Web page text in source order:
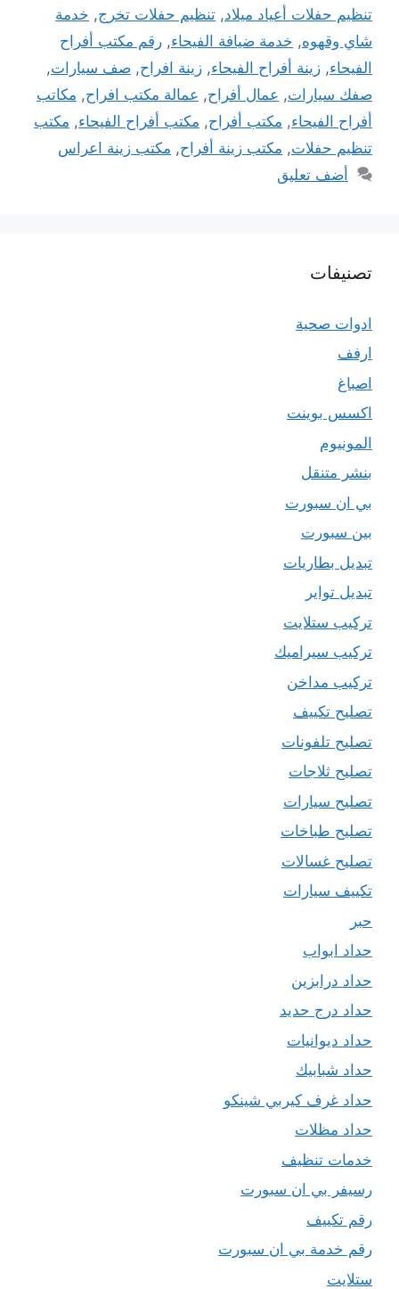
تنظيم حفلات أعياد ميلاد, تنظيم حفلات تخرج, خدمة
شاي وقهوه, خدمة ضيافة الفيحاء, رقم مكتب أفراح
الفيحاء, زينة أفراح الفيحاء, زينة افراح, صف سيارات,
صفك سيارات, عمال أفراح, عمالة مكتب افراح, مكاتب
أفراح الفيحاء, مكتب أفراح, مكتب أفراح الفيحاء, مكتب
تنظيم حفلات, مكتب زينة أفراح, مكتب زينة اعراس
أضف تعليق
تصنيفات
ادوات صحية
ارفف
اصباغ
اكسس بوينت
المونيوم
بنشر متنقل
بي ان سبورت
بين سبورت
تبديل بطاريات
تبديل تواير
تركيب ستلايت
تركيب سيراميك
تركيب مداخن
تصليح تكييف
تصليح تلفونات
تصليح ثلاجات
تصليح سيارات
تصليح طباخات
تصليح غسالات
تكييف سيارات
حبر
حداد ابواب
حداد درابزين
حداد درج حديد
حداد ديوانيات
حداد شبابيك
حداد غرف كيربي شينكو
حداد مظلات
خدمات تنظيف
رسيفر بي ان سبورت
رقم تكييف
رقم خدمة بي ان سبورت
ستلايت